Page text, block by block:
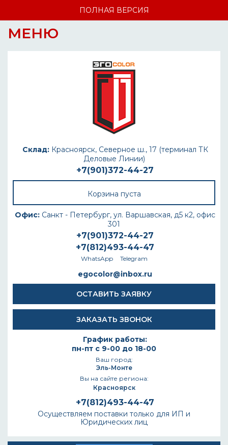
ПОЛНАЯ ВЕРСИЯ
МЕНЮ
Склад:Красноярск, Северное ш., 17 (терминал ТК
Деловые Линии)
+7(901)372-44-27
Корзина пуста
Офис: Санкт - Петербург, ул. Варшавская, д5 к2, офис
301
+7(901)372-44-27
+7(812)493-44-47
WhatsApp Telegram
egocolor@inbox.ru
ОСТАВИТЬ ЗАЯВКУ
ЗАКАЗАТЬ ЗВОНОК
График работы:
пн-пт с 9-00 до 18-00
Ваш город:
Эль-Монте
Вы на сайте региона:
Красноярск
+7(812)493-44-47
Осуществляем поставки только для ИП и
Юридических лиц